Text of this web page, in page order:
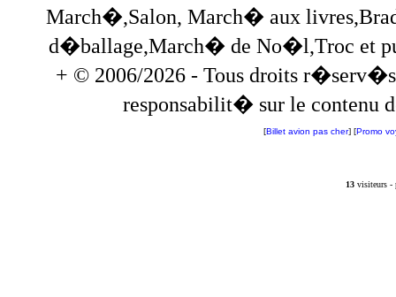
March�,Salon, March� aux
d�ballage,March� de No�l,Troc et
+ © 2006/2026 - Tous droits
responsabilit� sur le contenu
[Billet avion pas cher] [Promo
13 visiteurs -